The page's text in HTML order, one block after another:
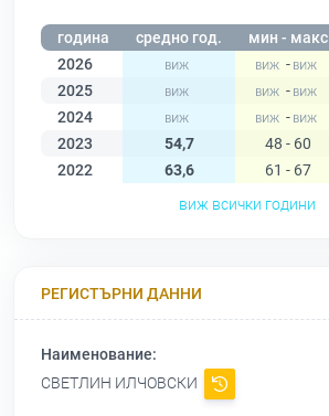
година средно год. мин - макс
2026
-
2025
-
2024
-
2023
54,7 48 - 60
2022
63,6 61 - 67
виж всички години
РЕГИСТЪРНИ ДАННИ
Наименование:
СВЕТЛИН ИЛЧОВСКИ